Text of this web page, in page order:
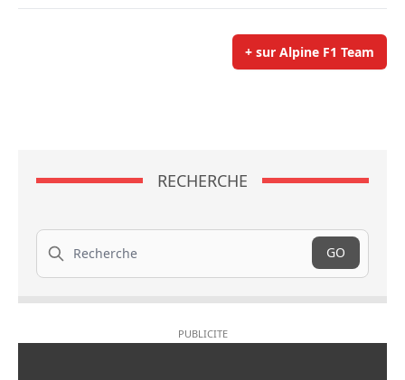
+ sur Alpine F1 Team
RECHERCHE
Recherche
GO